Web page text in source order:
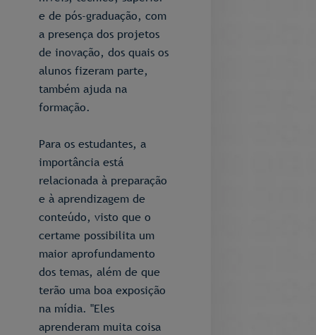
e de pós-graduação, com
a presença dos projetos
de inovação, dos quais os
alunos fizeram parte,
também ajuda na
formação.
Para os estudantes, a
importância está
relacionada à preparação
e à aprendizagem de
conteúdo, visto que o
certame possibilita um
maior aprofundamento
dos temas, além de que
terão uma boa exposição
na mídia. "Eles
aprenderam muita coisa